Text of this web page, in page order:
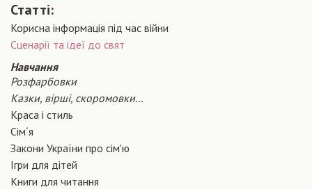
Статті:
Корисна інформація під час війни
Сценарiї та iдеї до свят
Навчання
Розфарбовки
Казки, вірші, скоромовки...
Краса і стиль
Сiм´я
Закони України про сiм'ю
Ігри для дітей
Книги для читання